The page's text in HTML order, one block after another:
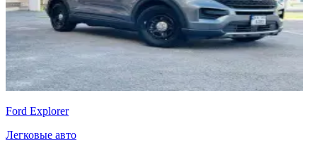
Ford Explorer
Легковые авто